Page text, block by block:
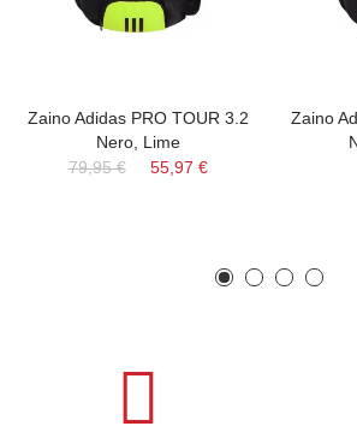
Zaino Adidas PRO TOUR 3.2
Nero, Lime
79,95 €
55,97 €
Zaino